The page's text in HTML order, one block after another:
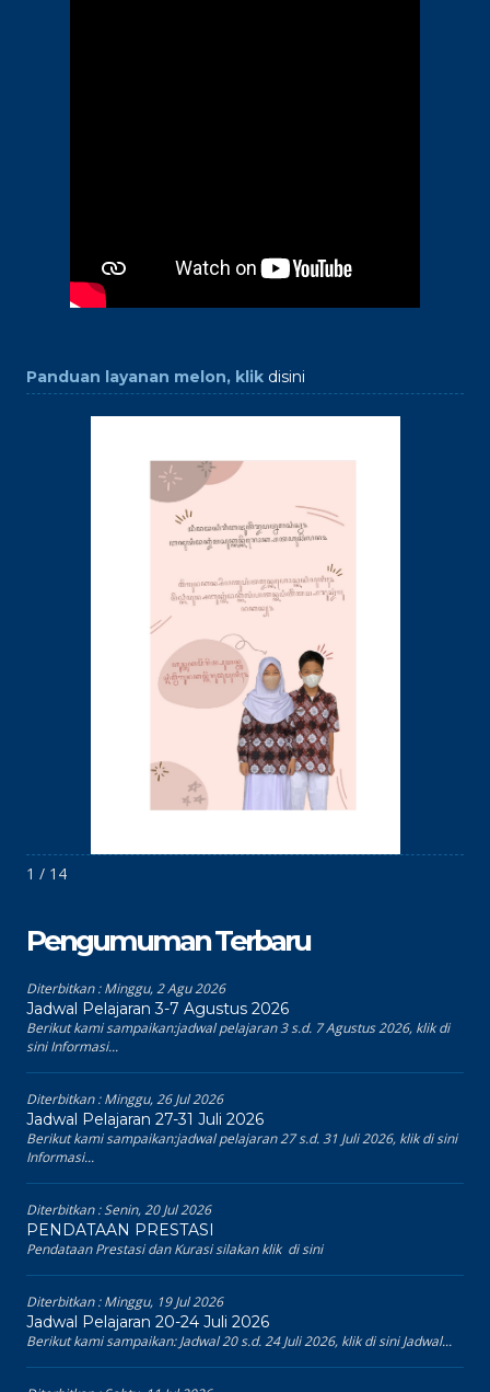
Panduan layanan melon, klik disini
1 / 14
Pengumuman Terbaru
Diterbitkan :Minggu, 2 Agu 2026
Jadwal Pelajaran 3-7 Agustus 2026
Berikut kami sampaikan:jadwal pelajaran 3 s.d. 7 Agustus 2026, klik di
sini Informasi...
Diterbitkan :Minggu, 26 Jul 2026
Jadwal Pelajaran 27-31 Juli 2026
Berikut kami sampaikan:jadwal pelajaran 27 s.d. 31 Juli 2026, klik di sini
Informasi...
Diterbitkan :Senin, 20 Jul 2026
PENDATAAN PRESTASI
Pendataan Prestasi dan Kurasi silakan klik di sini
Diterbitkan :Minggu, 19 Jul 2026
Jadwal Pelajaran 20-24 Juli 2026
Berikut kami sampaikan: Jadwal 20 s.d. 24 Juli 2026, klik di sini Jadwal...